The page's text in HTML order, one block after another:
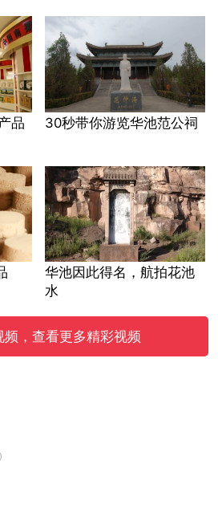
品 30秒带你游览华池范公祠
华池因此得名，航拍花池
水
频，查看更多精彩视频